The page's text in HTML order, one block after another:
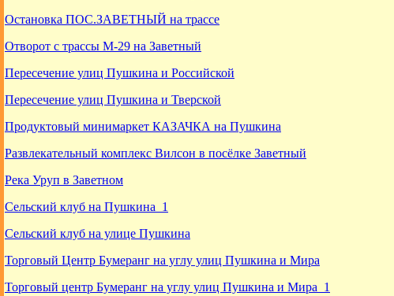
Остановка ПОС.ЗАВЕТНЫЙ на трассе
Отворот с трассы М-29 на Заветный
Пересечение улиц Пушкина и Российской
Пересечение улиц Пушкина и Тверской
Продуктовый минимаркет КАЗАЧКА на Пушкина
Развлекательный комплекс Вилсон в посёлке Заветный
Река Уруп в Заветном
Сельский клуб на Пушкина_1
Сельский клуб на улице Пушкина
Торговый Центр Бумеранг на углу улиц Пушкина и Мира
Торговый центр Бумеранг на углу улиц Пушкина и Мира_1